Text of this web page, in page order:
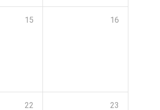
15 16
22 23